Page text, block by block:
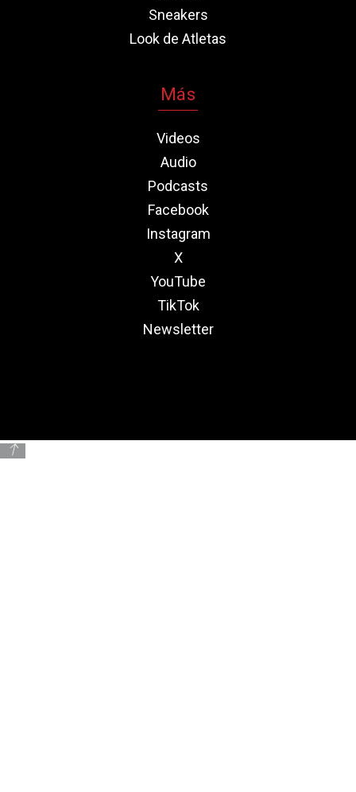
Sneakers
Look de Atletas
Más
Videos
Audio
Podcasts
Facebook
Instagram
X
YouTube
TikTok
Newsletter